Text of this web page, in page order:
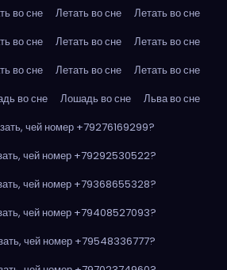
во сне Летать во сне
Летать во сне
во сне Летать во сне
Летать во сне
во сне Летать во сне
Летать во сне
во сне Лошадь во сне
Льва во сне
чей номер +79276169299?
чей номер +79292530522?
чей номер +79368655328?
чей номер +79408527093?
чей номер +79548336777?